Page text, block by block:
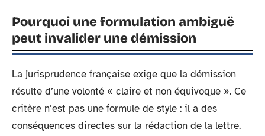
Pourquoi une formulation ambiguë
peut invalider une démission
La jurisprudence française exige que la démission
résulte d’une volonté « claire et non équivoque ». Ce
critère n’est pas une formule de style : il a des
conséquences directes sur la rédaction de la lettre.